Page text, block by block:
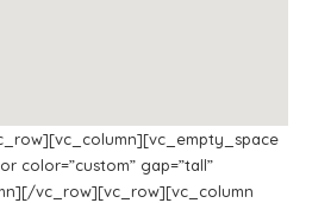
color=”custom” gap=”tall”
vc_row][vc_row][vc_column